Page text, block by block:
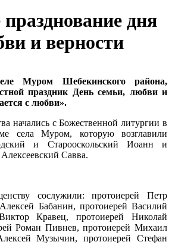
дня
и верности
Муром Шебекинского района,
праздник День семьи, любви и
с любви».
начались с Божественной литургии в
села Муром, которую возглавили
и Старооскольский Иоанн и
Савва.
сослужили: протоиерей Петр
Бабанин, протоиерей Василий
Кравец, протоиерей Николай
Роман Пивнев, протоиерей Михаил
Музычин,протоиерей Стефан